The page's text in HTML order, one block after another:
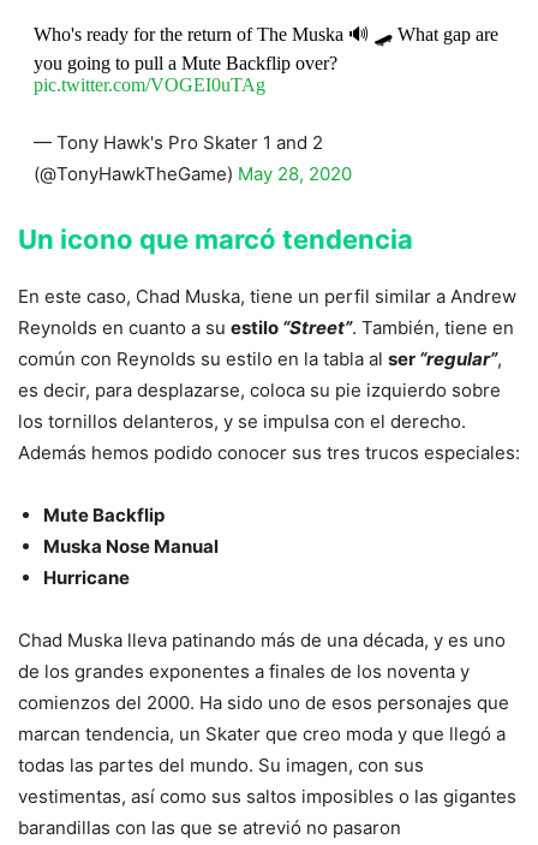
Who's ready for the return of The Muska 🔊 🛹 What gap are
you going to pull a Mute Backflip over?
pic.twitter.com/VOGEI0uTAg
— Tony Hawk's Pro Skater 1 and 2
(@TonyHawkTheGame) May 28, 2020
Un icono que marcó tendencia
En este caso, Chad Muska, tiene un perfil similar a Andrew
Reynolds en cuanto a su estilo “Street”. También, tiene en
común con Reynolds su estilo en la tabla al ser “regular”,
es decir, para desplazarse, coloca su pie izquierdo sobre
los tornillos delanteros, y se impulsa con el derecho.
Además hemos podido conocer sus tres trucos especiales:
Mute Backflip
Muska Nose Manual
Hurricane
Chad Muska lleva patinando más de una década, y es uno
de los grandes exponentes a finales de los noventa y
comienzos del 2000. Ha sido uno de esos personajes que
marcan tendencia, un Skater que creo moda y que llegó a
todas las partes del mundo. Su imagen, con sus
vestimentas, así como sus saltos imposibles o las gigantes
barandillas con las que se atrevió no pasaron